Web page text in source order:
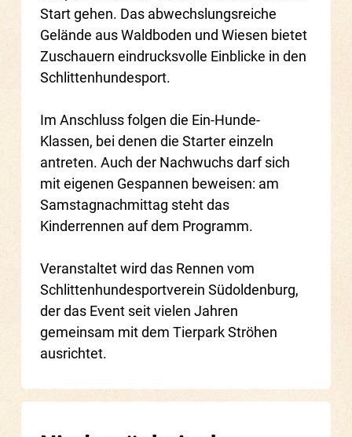
Start gehen. Das abwechslungsreiche
Gelände aus Waldboden und Wiesen bietet
Zuschauern eindrucksvolle Einblicke in den
Schlittenhundesport.
Im Anschluss folgen die Ein-Hunde-
Klassen, bei denen die Starter einzeln
antreten. Auch der Nachwuchs darf sich
mit eigenen Gespannen beweisen: am
Samstagnachmittag steht das
Kinderrennen auf dem Programm.
Veranstaltet wird das Rennen vom
Schlittenhundesportverein Südoldenburg,
der das Event seit vielen Jahren
gemeinsam mit dem Tierpark Ströhen
ausrichtet.